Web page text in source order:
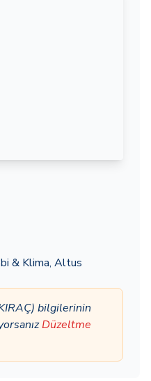
& Klima, Altus
bilgilerinin
Düzeltme